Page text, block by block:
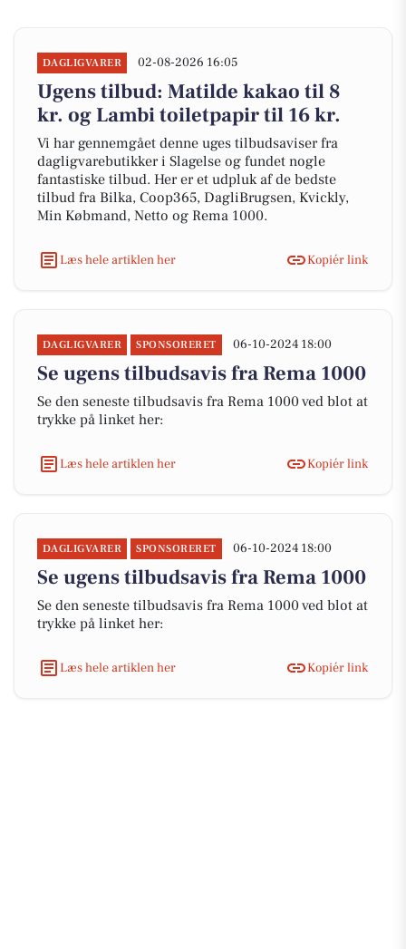
DAGLIGVARER 02-08-2026 16:05
Ugens tilbud: Matilde kakao til 8
kr. og Lambi toiletpapir til 16 kr.
Vi har gennemgået denne uges tilbudsaviser fra
dagligvarebutikker i Slagelse og fundet nogle
fantastiske tilbud. Her er et udpluk af de bedste
tilbud fra Bilka, Coop365, DagliBrugsen, Kvickly,
Min Købmand, Netto og Rema 1000.
Læs hele artiklen her Kopiér link
DAGLIGVARER SPONSORERET 06-10-2024 18:00
Se ugens tilbudsavis fra Rema 1000
Se den seneste tilbudsavis fra Rema 1000 ved blot at
trykke på linket her:
Læs hele artiklen her Kopiér link
DAGLIGVARER SPONSORERET 06-10-2024 18:00
Se ugens tilbudsavis fra Rema 1000
Se den seneste tilbudsavis fra Rema 1000 ved blot at
trykke på linket her:
Læs hele artiklen her Kopiér link